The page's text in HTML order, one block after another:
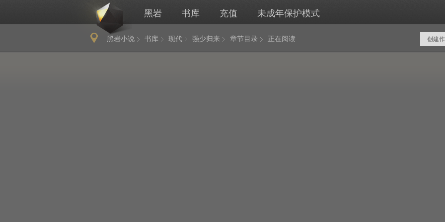
黑岩 书库 充值 未成年保护模式
黑岩小说 书库 现代 强少归来 章节目录 正在阅读 创建